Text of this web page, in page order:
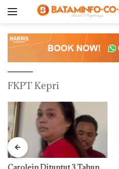
FKPT Kepri
Carolein Dituntut 3 Tahun